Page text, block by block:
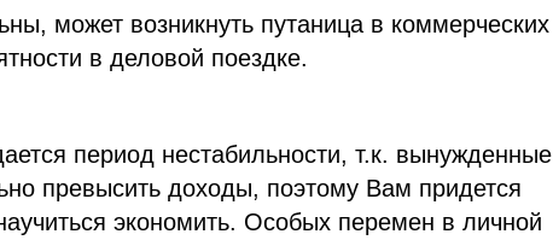
может возникнуть путаница в коммерческих
в деловой поездке.
период нестабильности, т.к. вынужденные
превысить доходы, поэтому Вам придется
экономить. Особых перемен в личной